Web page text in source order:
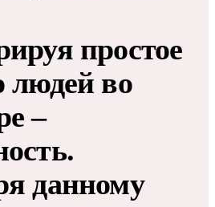
простое
людей во
–
данному